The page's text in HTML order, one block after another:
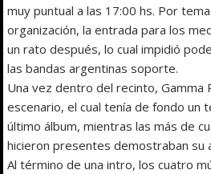
muy puntual a las 17:00 hs. Por
organización, la entrada para los
un rato después, lo cual impidió
las bandas argentinas soporte.
Una vez dentro del recinto, Gamma
escenario, el cual tenía de fondo un
último álbum, mientras las más de
hicieron presentes demostraban su
Al término de una intro, los cuatro